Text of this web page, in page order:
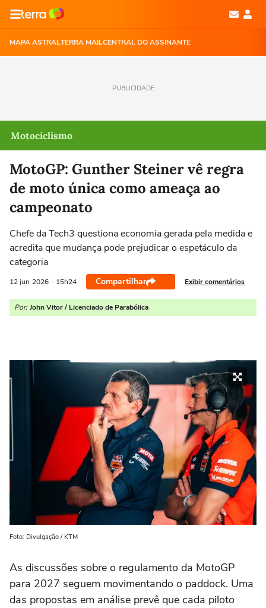
MAPA ASTRALTERRA MAILCENTRAL DO ASSINANTE
PUBLICIDADE
Motociclismo
MotoGP: Gunther Steiner vê regra
de moto única como ameaça ao
campeonato
Chefe da Tech3 questiona economia gerada pela medida e
acredita que mudança pode prejudicar o espetáculo da
categoria
12 jun 2026 - 15h24 Compartilhar Exibir comentários
Por: John Vitor / Licenciado de Parabólica
Foto: Divulgação / KTM
As discussões sobre o regulamento da MotoGP
para 2027 seguem movimentando o paddock. Uma
das propostas em análise prevê que cada piloto